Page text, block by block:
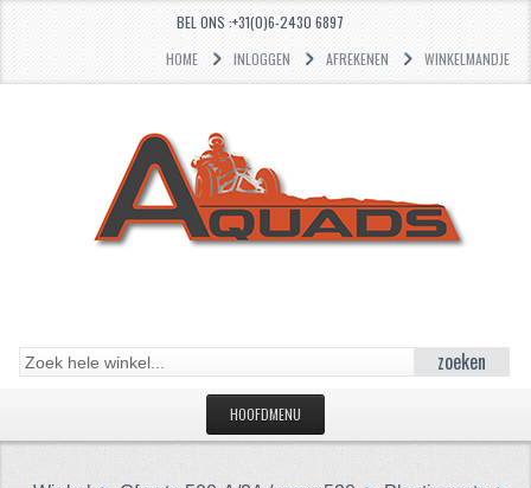
BEL ONS :+31(0)6-2430 6897
HOME
INLOGGEN AFREKENEN WINKELMANDJE
zoeken
HOOFDMENU